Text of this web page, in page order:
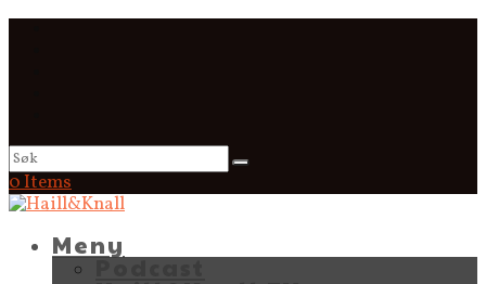
0 Items
Meny
Podcast